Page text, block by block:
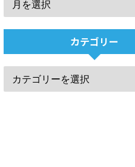
カテゴリー